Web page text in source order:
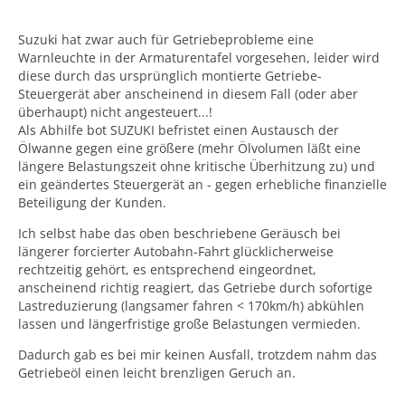
Suzuki hat zwar auch für Getriebeprobleme eine
Warnleuchte in der Armaturentafel vorgesehen, leider wird
diese durch das ursprünglich montierte Getriebe-
Steuergerät aber anscheinend in diesem Fall (oder aber
überhaupt) nicht angesteuert...!
Als Abhilfe bot SUZUKI befristet einen Austausch der
Ölwanne gegen eine größere (mehr Ölvolumen läßt eine
längere Belastungszeit ohne kritische Überhitzung zu) und
ein geändertes Steuergerät an - gegen erhebliche finanzielle
Beteiligung der Kunden.
Ich selbst habe das oben beschriebene Geräusch bei
längerer forcierter Autobahn-Fahrt glücklicherweise
rechtzeitig gehört, es entsprechend eingeordnet,
anscheinend richtig reagiert, das Getriebe durch sofortige
Lastreduzierung (langsamer fahren < 170km/h) abkühlen
lassen und längerfristige große Belastungen vermieden.
Dadurch gab es bei mir keinen Ausfall, trotzdem nahm das
Getriebeöl einen leicht brenzligen Geruch an.